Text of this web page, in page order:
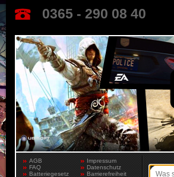
0365 - 290 08 40
AGB
Impressum
FAQ
Datenschutz
Batteriegesetz
Barrierefreiheit